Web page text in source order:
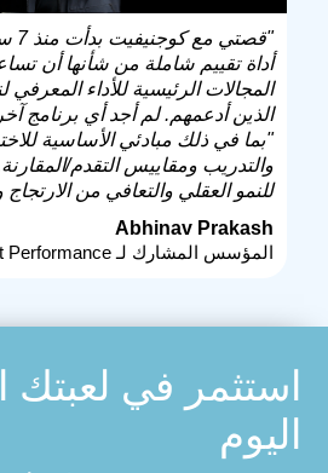
أداة تقييم شاملة من شأنها أن
المجالات الرئيسية للأداء المعرفي
الذين أدعمهم. لم أجد أي برنامج
"بما في ذلك مبادئي الأساسية
والتدريب ومقاييس التقدم/
للنمو العقلي والتعافي من الارتجاج
Abhinav Prakash
المؤسس المشارك لـ BoxOut Performance
استثمر في لعبتك
اليوم